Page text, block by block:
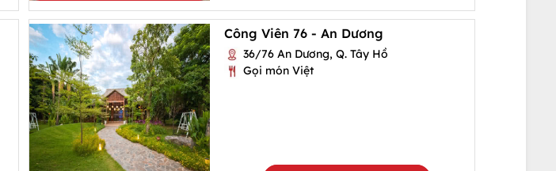
Công Viên 76 - An Dương
36/76 An Dương, Q. Tây Hồ
Gọi món Việt